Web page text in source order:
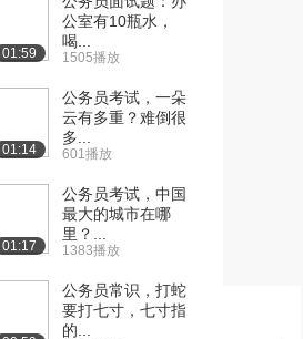
01:59
公室有10瓶水，
喝...
1505播放
01:14
公务员考试，一朵
云有多重？难倒很
多...
601播放
01:17
公务员考试，中国
最大的城市在哪
里？...
1383播放
公务员常识，打蛇
要打七寸，七寸指
的...